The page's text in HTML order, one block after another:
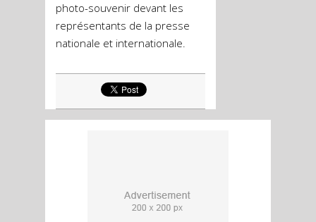
photo-souvenir devant les
représentants de la presse
nationale et internationale.